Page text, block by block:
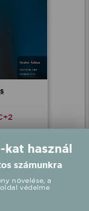
kat használ
számunkra
növelése, a
védelme